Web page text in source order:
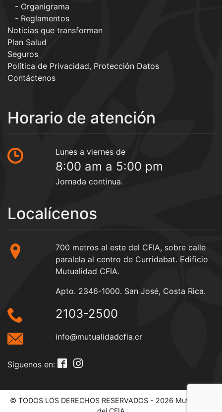
Organigrama
Reglamentos
Noticias que transforman
Plan Salud
Seguros
Política de Privacidad, Protección Datos
Contáctenos
Horario de atención
Lunes a viernes de
8:00 am a 5:00 pm
Jornada continua.
Localícenos
700 metros al este del CFIA, sobre calle
paralela al centro de Curridabat. Edificio
Mutualidad CFIA.
Apto. 2346-1000. San José, Costa Rica.
2103-2500
info@mutualidadcfia.cr
Síguenos en:
© TODOS LOS DERECHOS RESERVADOS - 2026 Mutualidad